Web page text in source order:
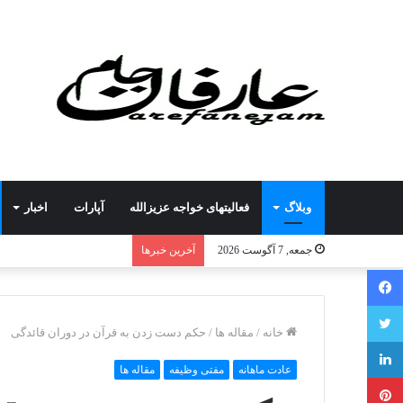
وبلاگ فعالیتهای خواجه عزیزالله آپارات اخبار
جمعه, 7 آگوست 2026 آخرین خبرها
خانه / مقاله ها / حکم دست زدن به قرآن در دوران قائدگی
عادت ماهانه مفتی وظیفه مقاله ها
فیسبوک